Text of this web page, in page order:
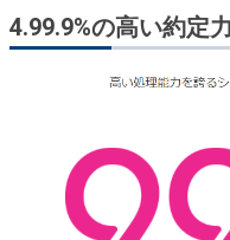
4.99.9%の高い約定力